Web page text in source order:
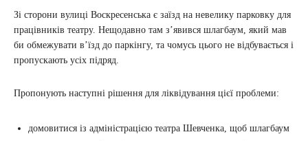
Зі сторони вулиці Воскресенська є заїзд на невелику парковку для
працівників театру. Нещодавно там з’явився шлагбаум, який мав
би обмежувати в’їзд до паркінгу, та чомусь цього не відбувається і
пропускають усіх підряд.
Пропонують наступні рішення для ліквідування цієї проблеми:
домовитися із адміністрацією театра Шевченка, щоб шлагбаум